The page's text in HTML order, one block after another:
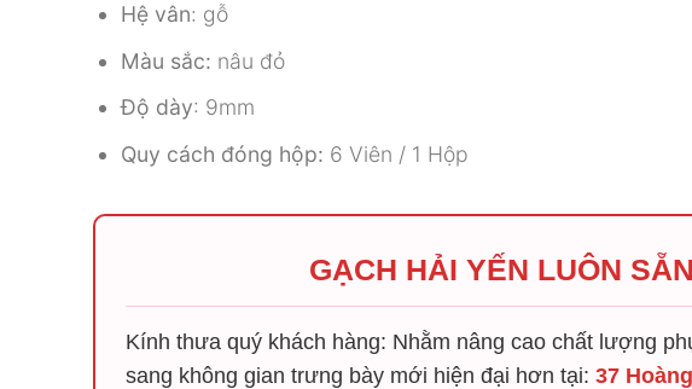
Hệ vân: gỗ
Màu sắc: nâu đỏ
Độ dày: 9mm
Quy cách đóng hộp: 6 Viên / 1 Hộp
GẠCH HẢI YẾN LUÔN
Kính thưa quý khách hàng: Nhằm nâng cao chất lượng
sang không gian trưng bày mới hiện đại hơn tại: 37